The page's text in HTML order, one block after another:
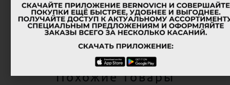
Похожие товары